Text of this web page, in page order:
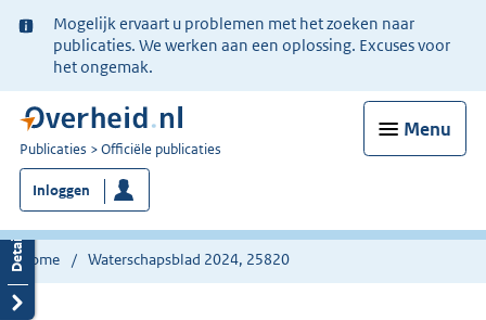
Ter
informatie:
Mogelijk ervaart u problemen met het zoeken naar
publicaties. We werken aan een oplossing. Excuses voor
het ongemak.
Menu
U
bent
nu
hier:
Publicaties Officiële publicaties
Inloggen
Home Waterschapsblad 2024, 25820